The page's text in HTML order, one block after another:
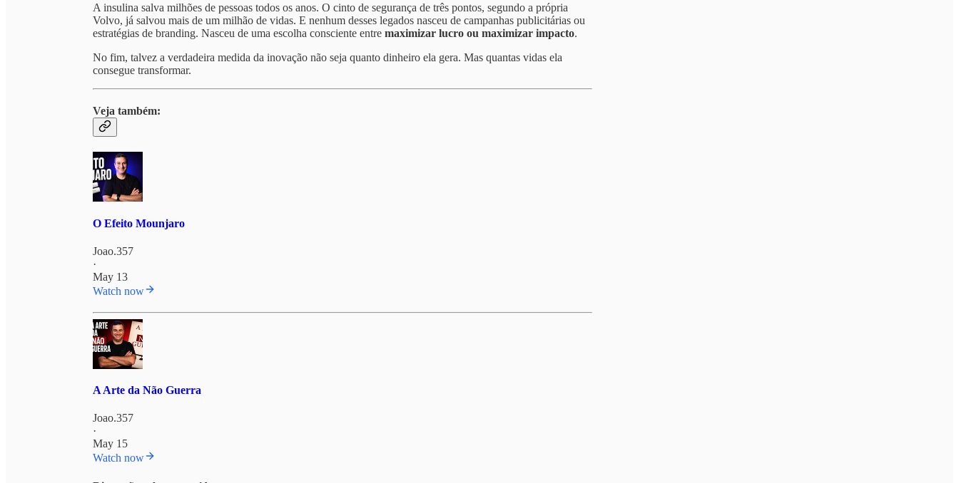
A insulina salva milhões de pessoas todos os anos. O cinto de segurança de três pontos, segundo a própria
Volvo, já salvou mais de um milhão de vidas. E nenhum desses legados nasceu de campanhas publicitárias ou
estratégias de branding. Nasceu de uma escolha consciente entre maximizar lucro ou maximizar impacto.
No fim, talvez a verdadeira medida da inovação não seja quanto dinheiro ela gera. Mas quantas vidas ela
consegue transformar.
Veja também:
O Efeito Mounjaro
Joao.357
·
May 13
Watch now
A Arte da Não Guerra
Joao.357
·
May 15
Watch now